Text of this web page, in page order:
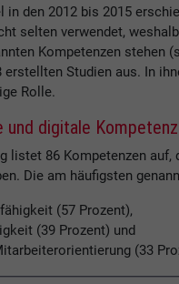
in den 2012 bis 2015
selten verwendet,
Kompetenzen stehen
erstellten Studien aus. In
Rolle.
und digitale
listet 86 Kompetenzen
Die am häufigsten
(57 Prozent),
(39 Prozent) und
(33